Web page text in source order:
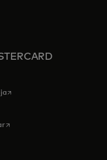
opens in a new tab
new tab
opens in a new tab
new tab